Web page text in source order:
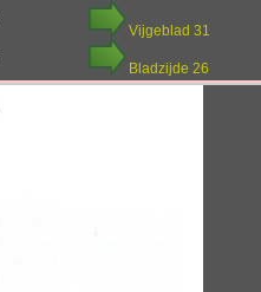
Vijgeblad 31
Bladzijde 26